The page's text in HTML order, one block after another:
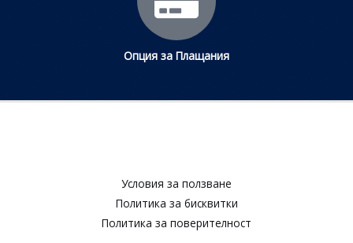
Опция за Плащания
Условия за ползване​
Политика за бисквитки​
Политика за поверителност​